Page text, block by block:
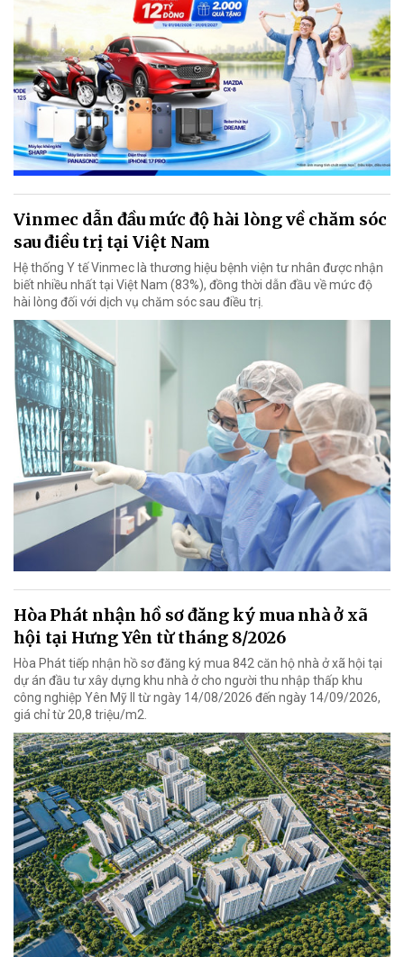
Vinmec dẫn đầu mức độ hài lòng về chăm sóc
sau điều trị tại Việt Nam
Hệ thống Y tế Vinmec là thương hiệu bệnh viện tư nhân được nhận
biết nhiều nhất tại Việt Nam (83%), đồng thời dẫn đầu về mức độ
hài lòng đối với dịch vụ chăm sóc sau điều trị.
Hòa Phát nhận hồ sơ đăng ký mua nhà ở xã
hội tại Hưng Yên từ tháng 8/2026
Hòa Phát tiếp nhận hồ sơ đăng ký mua 842 căn hộ nhà ở xã hội tại
dự án đầu tư xây dựng khu nhà ở cho người thu nhập thấp khu
công nghiệp Yên Mỹ II từ ngày 14/08/2026 đến ngày 14/09/2026,
giá chỉ từ 20,8 triệu/m2.